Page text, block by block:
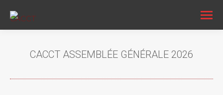
CACCT ASSEMBLÉE GÉNÉRALE 2026